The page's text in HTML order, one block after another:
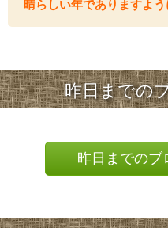
晴らしい年でありますよ
昨日までの
昨日までのブ